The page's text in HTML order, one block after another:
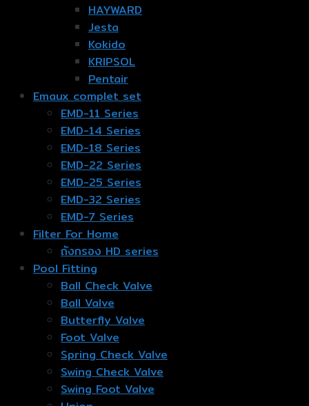
HAYWARD
Jesta
Kokido
KRIPSOL
Pentair
Emaux complet set
EMD-11 Series
EMD-14 Series
EMD-18 Series
EMD-22 Series
EMD-25 Series
EMD-32 Series
EMD-7 Series
Filter For Home
ถังกรอง HD series
Pool Fitting
Ball Check Valve
Ball Valve
Butterfly Valve
Foot Valve
Spring Check Valve
Swing Check Valve
Swing Foot Valve